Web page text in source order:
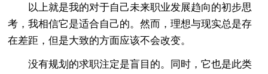
以上就是我的对于自己未来职业发展趋向的初步思
考，我相信它是适合自己的。然而，理想与现实总是存
在差距，但是大致的方面应该不会改变。
没有规划的求职注定是盲目的。同时，它也是此类